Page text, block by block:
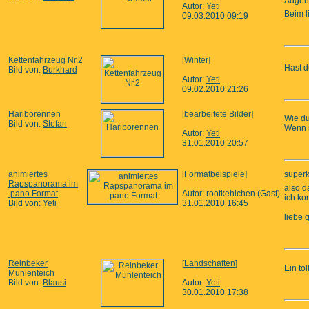
Autor: Yeti
09.03.2010 09:19
Beim
Kettenfahrzeug Nr.2
Bild von: Burkhard
[Winter]
Autor: Yeti
09.02.2010 21:26
Hast
Hariborennen
Bild von: Stefan
[bearbeitete Bilder]
Autor: Yeti
31.01.2010 20:57
Wie
Wenn
animiertes
Rapspanorama im
.pano Format
Bild von: Yeti
[Formatbeispiele]
Autor: rootkehlchen (Gast)
31.01.2010 16:45
also
ich
liebe
Reinbeker
Mühlenteich
Bild von: Blausi
[Landschaften]
Autor: Yeti
30.01.2010 17:38
Ein